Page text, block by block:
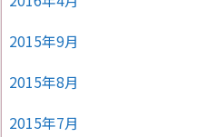
2015年9月
2015年8月
2015年7月